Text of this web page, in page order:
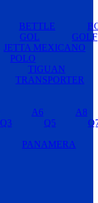
BETTLE
GOL
GOLF
JETTA MEXICANO
POLO
TIGUAN
TRANSPORTER
A6
A8
Q3 Q5
PANAMERA